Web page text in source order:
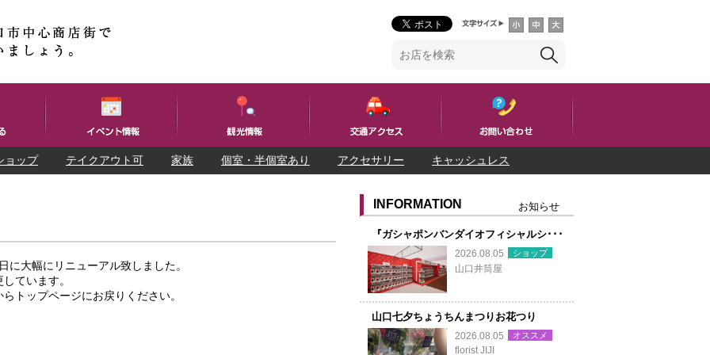
ョップ テイクアウト可 家族 個室・半個室あり アクセサリー キャッシュレス
INFORMATION お知らせ
『ガシャポンバンダイオフィシャルシ･･･
2026.08.05
ショップ
山口井筒屋
山口七夕ちょうちんまつりお花つり
2026.08.05
オススメ
florist JIJI
大幅にリニューアル致しました。
ています。
らトップページにお戻りください。